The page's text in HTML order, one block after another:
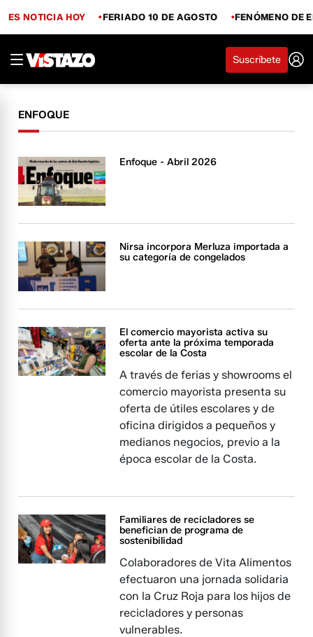
ES NOTICIA HOY FERIADO 10 DE AGOSTO FENÓMENO DE
Suscríbete
ENFOQUE
Enfoque - Abril 2026
Nirsa incorpora Merluza importada a
su categoría de congelados
El comercio mayorista activa su
oferta ante la próxima temporada
escolar de la Costa
A través de ferias y showrooms el
comercio mayorista presenta su
oferta de útiles escolares y de
oficina dirigidos a pequeños y
medianos negocios, previo a la
época escolar de la Costa.
Familiares de recicladores se
benefician de programa de
sostenibilidad
Colaboradores de Vita Alimentos
efectuaron una jornada solidaria
con la Cruz Roja para los hijos de
recicladores y personas
vulnerables.